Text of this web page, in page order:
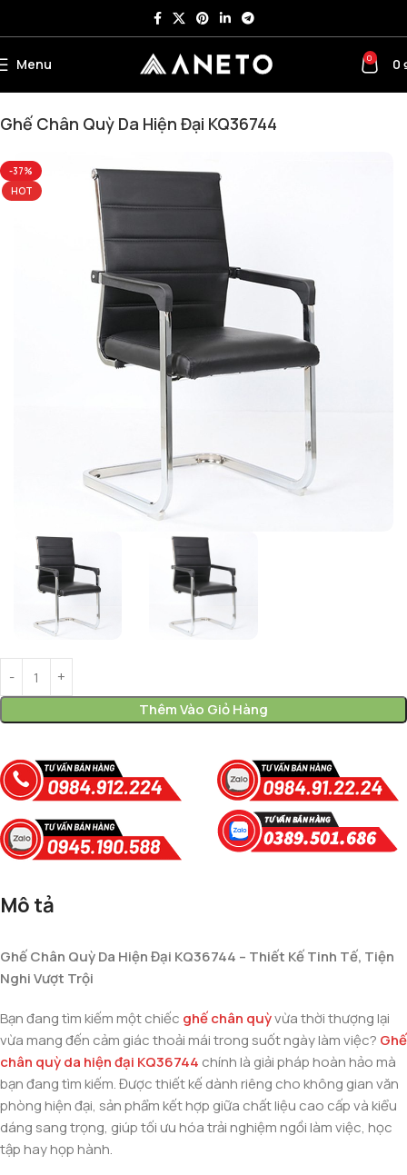
Menu 0 0
Ghế Chân Quỳ Da Hiện Đại KQ36744
-37%
HOT
Thêm Vào Giỏ Hàng
Mô tả
Ghế Chân Quỳ Da Hiện Đại KQ36744 – Thiết Kế Tinh Tế, Tiện
Nghi Vượt Trội
Bạn đang tìm kiếm một chiếc ghế chân quỳvừa thời thượng lại
vừa mang đến cảm giác thoải mái trong suốt ngày làm việc? Ghế
chân quỳ da hiện đại KQ36744 chính là giải pháp hoàn hảo mà
bạn đang tìm kiếm. Được thiết kế dành riêng cho không gian văn
phòng hiện đại, sản phẩm kết hợp giữa chất liệu cao cấp và kiểu
dáng sang trọng, giúp tối ưu hóa trải nghiệm ngồi làm việc, học
tập hay họp hành.